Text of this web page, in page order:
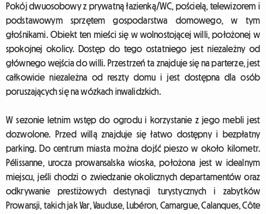
Pokój dwuosobowy z prywatną łazienką/WC, pościelą, telewizorem i
podstawowym sprzętem gospodarstwa domowego, w tym
głośnikami. Obiekt ten mieści się w wolnostojącej willi, położonej w
spokojnej okolicy. Dostęp do tego ostatniego jest niezależny od
głównego wejścia do willi. Przestrzeń ta znajduje się na parterze, jest
całkowicie niezależna od reszty domu i jest dostępna dla osób
poruszających się na wózkach inwalidzkich.
W sezonie letnim wstęp do ogrodu i korzystanie z jego mebli jest
dozwolone. Przed willą znajduje się łatwo dostępny i bezpłatny
parking. Do centrum miasta można dojść pieszo w około kilometr.
Pélissanne, urocza prowansalska wioska, położona jest w idealnym
miejscu, jeśli chodzi o zwiedzanie okolicznych departamentów oraz
odkrywanie prestiżowych destynacji turystycznych i zabytków
Prowansji, takich jak Var, Vaucluse, Lubéron, Camargue, Calanques, Côte